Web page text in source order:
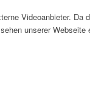
Videoanbieter.
unserer